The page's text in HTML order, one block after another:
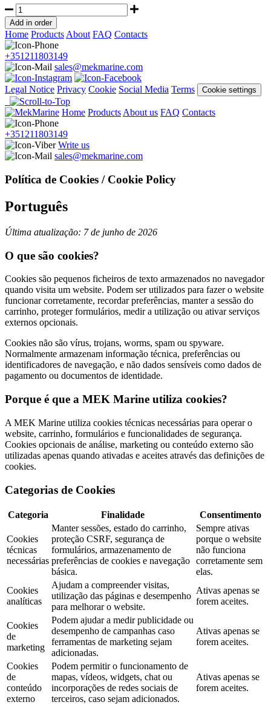
Home ProductsAbout FAQ Contacts
+351211803149
sales@mekmarine.com
Legal Notice Privacy Cookie Social Media Terms Cookie settings
Home ProductsAbout us FAQ Contacts
+351211803149
Write us
sales@mekmarine.com
Política de Cookies / Cookie Policy
Português
Última atualização: 7 de junho de 2026
O que são cookies?
Cookies são pequenos ficheiros de texto armazenados no navegador
quando visita um website. Podem ser utilizados para fazer o website
funcionar corretamente, recordar preferências, manter a sessão do
carrinho, proteger formulários, medir a utilização ou ativar serviços
externos opcionais.
Cookies não são vírus, trojans, worms, spam ou spyware.
Normalmente armazenam informação técnica, preferências ou
identificadores de navegação, e não dados sensíveis como dados de
pagamento ou documentos de identidade.
Porque é que a MEK Marine utiliza cookies?
A MEK Marine utiliza cookies técnicas necessárias para operar o
website, carrinho, formulários e funcionalidades de segurança.
Cookies opcionais de análise, marketing ou conteúdo externo são
utilizadas apenas quando ativadas e aceites através das definições de
cookies.
Categorias de Cookies
Categoria Finalidade Consentimento
Cookies
técnicas
necessárias
Manter sessões, estado do carrinho,
proteção CSRF, segurança de
formulários, armazenamento de
preferências de cookies e navegação
básica.
Sempre ativas
porque o website
não funciona
corretamente sem
elas.
Cookies
analíticas
Ajudam a compreender visitas,
utilização das páginas e desempenho
para melhorar o website.
Ativas apenas se
forem aceites.
Cookies
de
marketing
Podem ajudar a medir publicidade ou
desempenho de campanhas caso
ferramentas de marketing sejam
adicionadas.
Ativas apenas se
forem aceites.
Cookies
de
conteúdo
externo
Podem permitir o funcionamento de
mapas, vídeos, widgets, chat ou
incorporações de redes sociais de
terceiros, caso sejam adicionados.
Ativas apenas se
forem aceites.